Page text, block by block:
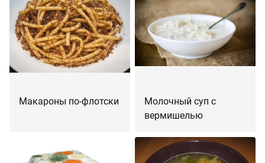
Макароны по-флотски
Молочный суп с
вермишелью